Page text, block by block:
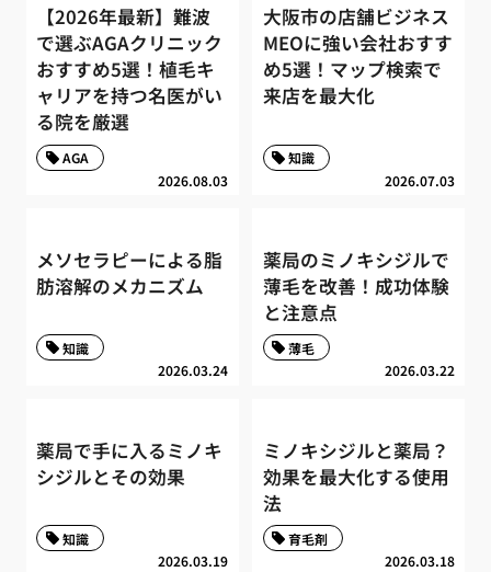
【2026年最新】難波
で選ぶAGAクリニック
おすすめ5選！植毛キ
ャリアを持つ名医がい
る院を厳選
2026.08.03
AGA
大阪市の店舗ビジネス
MEOに強い会社おすす
め5選！マップ検索で
来店を最大化
2026.07.03
知識
メソセラピーによる脂
肪溶解のメカニズム
2026.03.24
知識
薬局のミノキシジルで
薄毛を改善！成功体験
と注意点
2026.03.22
薄毛
薬局で手に入るミノキ
シジルとその効果
2026.03.19
知識
ミノキシジルと薬局？
効果を最大化する使用
法
2026.03.18
育毛剤